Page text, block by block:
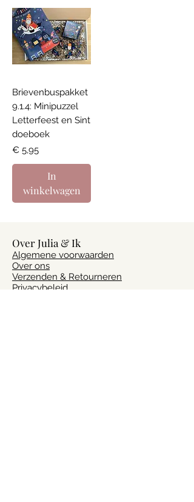
Brievenbuspakket
9.1.4: Minipuzzel
Letterfeest en Sint
doeboek
Prijs
€ 5,95
In
winkelwagen
Over Julia & Ik
Algemene voorwaarden
Over ons
Verzenden & Retourneren
Privacybeleid